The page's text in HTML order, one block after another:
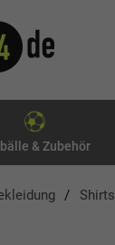
& Zubehör
Shirts